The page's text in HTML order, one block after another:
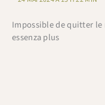
Impossible de quitter le
essenza plus